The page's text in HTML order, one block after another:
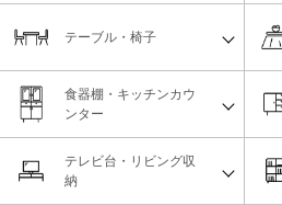
テーブル・椅子
食器棚・キッチンカウ
ンター
テレビ台・リビング収
納